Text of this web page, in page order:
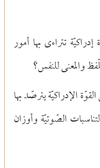
تتراءى بها أمور
والمعنى للنفس؟
الإدراكيّة يترصّد بها
الصّوتيّة وأوزان